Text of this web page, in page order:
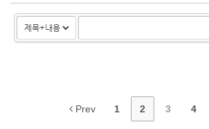
Prev 1 2 3 4